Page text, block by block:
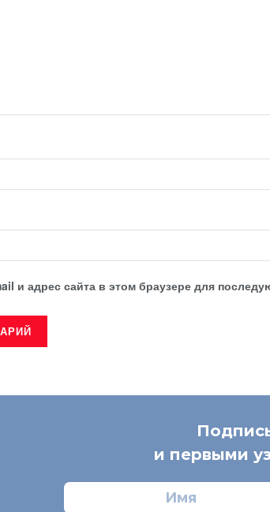
и адрес сайта в этом браузере для
и первыми